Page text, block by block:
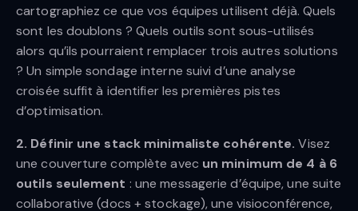
cartographiez ce que vos équipes utilisent déjà. Quels
sont les doublons ? Quels outils sont sous-utilisés
alors qu’ils pourraient remplacer trois autres solutions
? Un simple sondage interne suivi d’une analyse
croisée suffit à identifier les premières pistes
d’optimisation.
2. Définir une stack minimaliste cohérente. Visez
une couverture complète avec un minimum de 4 à 6
outils seulement : une messagerie d’équipe, une suite
collaborative (docs + stockage), une visioconférence,